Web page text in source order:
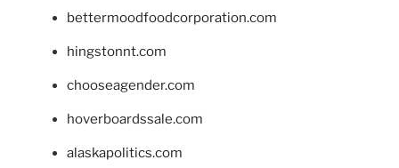
bettermoodfoodcorporation.com
hingstonnt.com
chooseagender.com
hoverboardssale.com
alaskapolitics.com